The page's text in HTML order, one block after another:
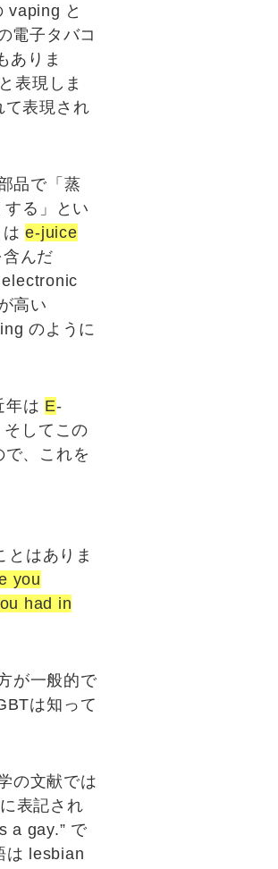
vaping と
電子タバコ
ありま
表現しま
て表現され
品で「蒸
る」とい
はe-juice
んだ
electronic
高い
のように
年は E-
してこの
、これを
とはありま
you
had in
が一般的で
は知って
の文献では
表記され
a gay.” で
は lesbian